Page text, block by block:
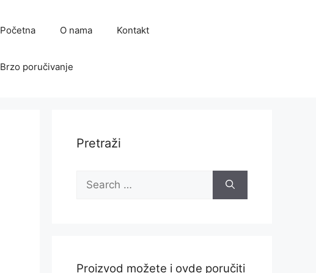
Početna O nama Kontakt
Brzo poručivanje
Pretraži
Search
for:
Proizvod možete i ovde poručiti